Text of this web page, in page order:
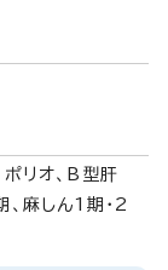
ポリオ、B型肝
麻しん1期・2